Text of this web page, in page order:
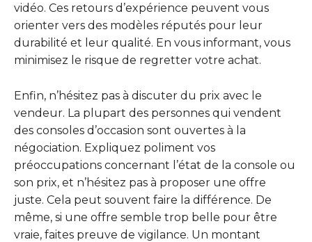
vidéo. Ces retours d’expérience peuvent vous
orienter vers des modèles réputés pour leur
durabilité et leur qualité. En vous informant, vous
minimisez le risque de regretter votre achat.
Enfin, n’hésitez pas à discuter du prix avec le
vendeur. La plupart des personnes qui vendent
des consoles d’occasion sont ouvertes à la
négociation. Expliquez poliment vos
préoccupations concernant l’état de la console ou
son prix, et n’hésitez pas à proposer une offre
juste. Cela peut souvent faire la différence. De
même, si une offre semble trop belle pour être
vraie, faites preuve de vigilance. Un montant